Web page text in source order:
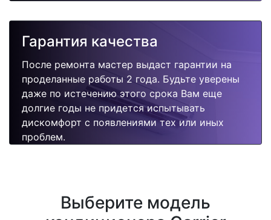
Гарантия качества
После ремонта мастер выдаст гарантии на
проделанные работы 2 года. Будьте уверены
даже по истечению этого срока Вам еще
долгие годы не придется испытывать
дискомфорт с появлениями тех или иных
проблем.
Выберите модель